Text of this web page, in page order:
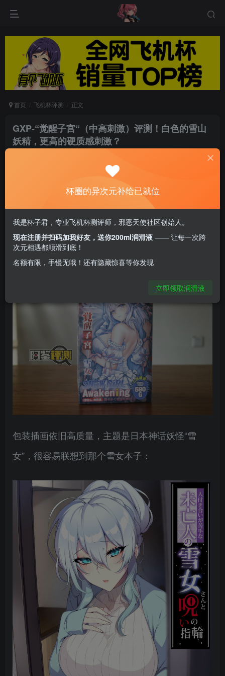
首页 飞机杯评测 正文
GXP-“觉醒子宫“（中高刺激）评测！白色的雪山
妖精，更高的硬质感刺激？
GXP的觉醒子宫
一个硬度较高的白色子宫类飞机杯，看着很特殊。
包装插画依旧高质量，主题是日本神话妖怪“雪
女”，很容易联想到那个雪女本子：
杯圈的异次元补给已就位
我是杯子君，专业飞机杯测评师，邪恶天使社区创始人。
现在注册并扫码加我好友，送你200ml润滑液 —— 让每一次跨
次元相遇都顺滑到底！
名额有限，手慢无哦！还有隐藏惊喜等你发现
立即领取润滑液